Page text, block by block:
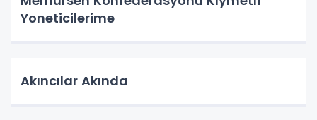
Yoneticilerime
Akıncılar Akında